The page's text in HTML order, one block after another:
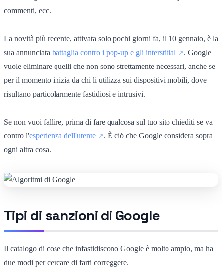
commenti, ecc.
La novità più recente, attivata solo pochi giorni fa, il 10 gennaio, è la
sua annunciata battaglia contro i pop-up e gli interstitial
. Google
vuole eliminare quelli che non sono strettamente necessari, anche se
per il momento inizia da chi li utilizza sui dispositivi mobili, dove
risultano particolarmente fastidiosi e intrusivi.
Se non vuoi fallire, prima di fare qualcosa sul tuo sito chiediti se va
contro l'esperienza dell'utente
. È ciò che Google considera sopra
ogni altra cosa.
Tipi di sanzioni di Google
Il catalogo di cose che infastidiscono Google è molto ampio, ma ha
due modi per cercare di farti correggere.